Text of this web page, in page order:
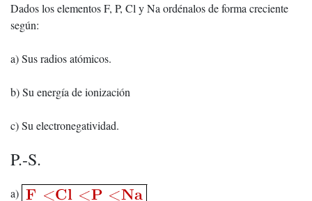
Dados los elementos F, P, Cl y Na ordénalos de forma creciente
según:
a) Sus radios atómicos.
b) Su energía de ionización
c) Su electronegatividad.
P.-S.
a)